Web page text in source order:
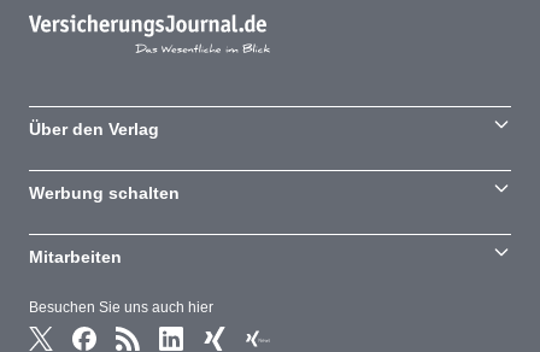
Besuchen Sie uns auch hier
Über den Verlag
Werbung schalten
Mitarbeiten